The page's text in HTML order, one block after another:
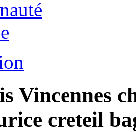
Vincennes
creteil